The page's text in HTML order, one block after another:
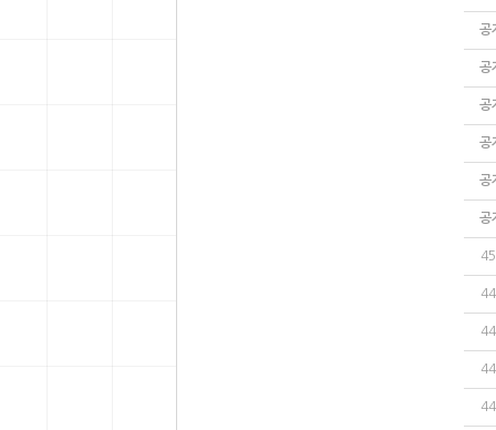
공
공
공
공
공
공